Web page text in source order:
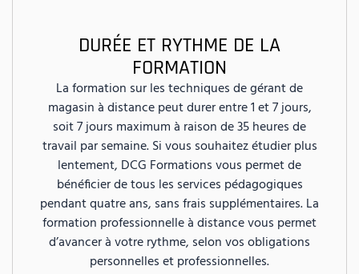
DURÉE ET RYTHME DE LA
FORMATION
La formation sur les techniques de gérant de
magasin à distance peut durer entre 1 et 7 jours,
soit 7 jours maximum à raison de 35 heures de
travail par semaine. Si vous souhaitez étudier plus
lentement, DCG Formations vous permet de
bénéficier de tous les services pédagogiques
pendant quatre ans, sans frais supplémentaires. La
formation professionnelle à distance vous permet
d’avancer à votre rythme, selon vos obligations
personnelles et professionnelles.